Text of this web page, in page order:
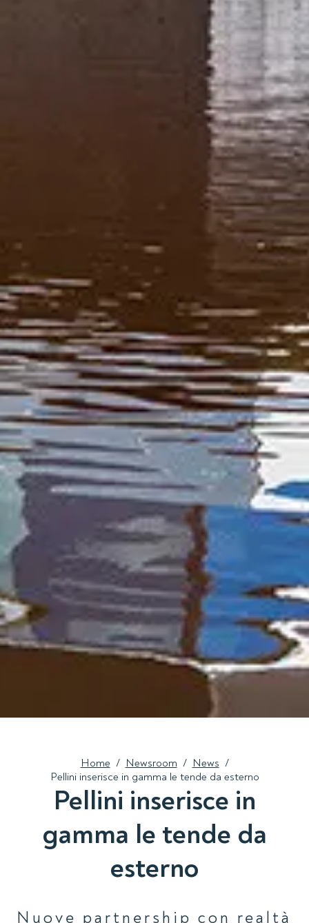
Home / Newsroom / News /
Pellini inserisce in gamma le tende da esterno
Pellini inserisce in
gamma le tende da
esterno
Nuove partnership con realtà